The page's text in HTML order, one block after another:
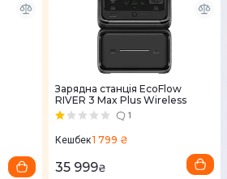
Зарядна станцiя EcoFlow
RIVER 3 Max Plus Wireless
1
Кешбек1 799 ₴
35 999₴